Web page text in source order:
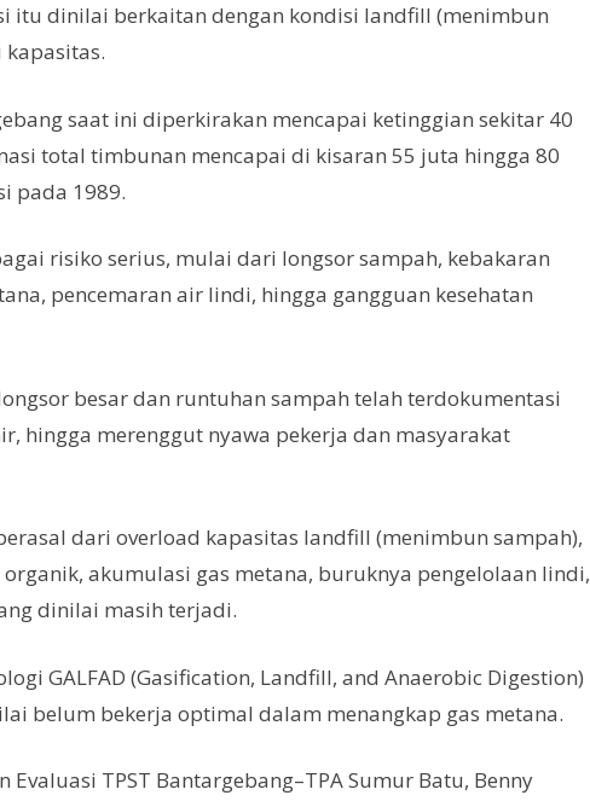
itu dinilai berkaitan dengan kondisi landfill (menimbun
saat ini diperkirakan mencapai ketinggian sekitar 40
total timbunan mencapai di kisaran 55 juta hingga 80
pada 1989.
risiko serius, mulai dari longsor sampah, kebakaran
pencemaran air lindi, hingga gangguan kesehatan
besar dan runtuhan sampah telah terdokumentasi
hingga merenggut nyawa pekerja dan masyarakat
dari overload kapasitas landfill (menimbun sampah),
akumulasi gas metana, buruknya pengelolaan lindi,
dinilai masih terjadi.
GALFAD (Gasification, Landfill, and Anaerobic Digestion)
belum bekerja optimal dalam menangkap gas metana.
TPST Bantargebang–TPA Sumur Batu, Benny